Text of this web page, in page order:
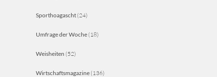
Sporthoagascht (24)
Umfrage der Woche (18)
Weisheiten (52)
Wirtschaftsmagazine (136)